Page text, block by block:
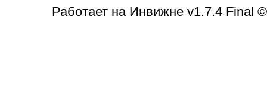
Работает на Инвижне v1.7.4 Final